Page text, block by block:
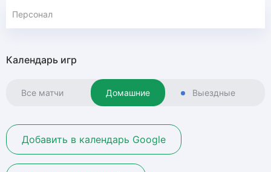
Персонал
Календарь игр
Все матчи Домашние Выездные
Добавить в календарь Google